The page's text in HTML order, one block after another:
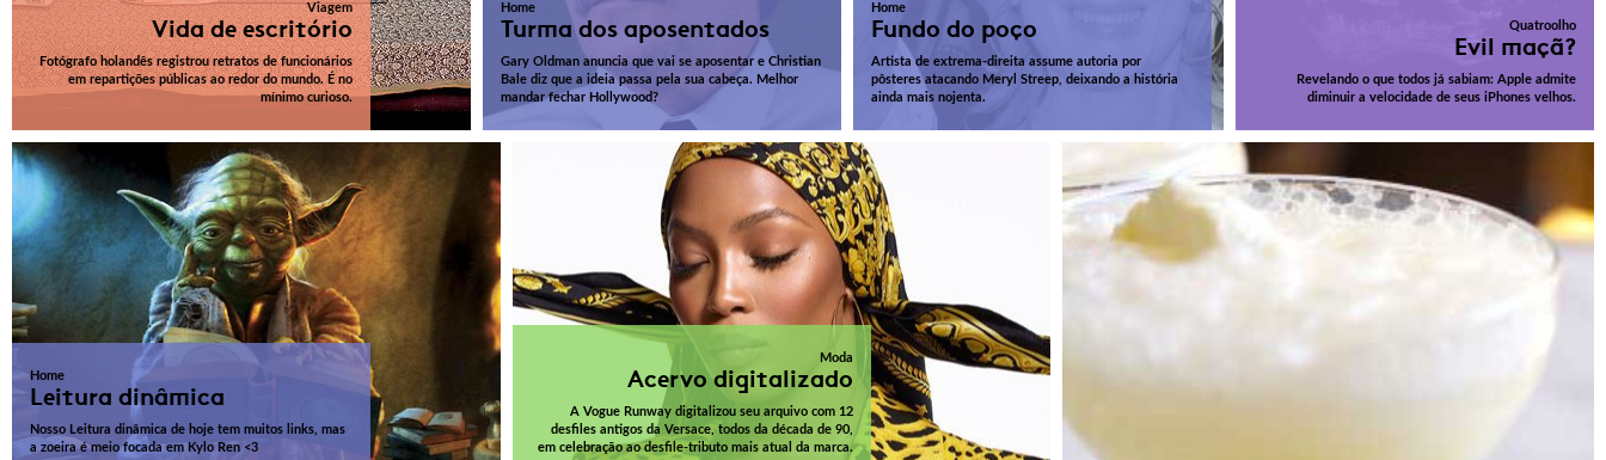
Home
Turma dos aposentados
Gary Oldman anuncia que vai se aposentar e Christian
Bale diz que a ideia passa pela sua cabeça. Melhor
mandar fechar Hollywood?
Home
Fundo do poço
Artista de extrema-direita assume autoria por
pôsteres atacando Meryl Streep, deixando a história
ainda mais nojenta.
Quatroolho
Evil maçã?
Revelando o que todos já sabiam: Apple admite
diminuir a velocidade de seus iPhones velhos.
Viagem
Vida de escritório
Fotógrafo holandês registrou retratos de funcionários
em repartições públicas ao redor do mundo. É no
mínimo curioso.
Home
Leitura dinâmica
Nosso Leitura dinâmica de hoje tem muitos links, mas
a zoeira é meio focada em Kylo Ren <3
Moda
Acervo digitalizado
A Vogue Runway digitalizou seu arquivo com 12
desfiles antigos da Versace, todos da década de 90,
em celebração ao desfile-tributo mais atual da marca.